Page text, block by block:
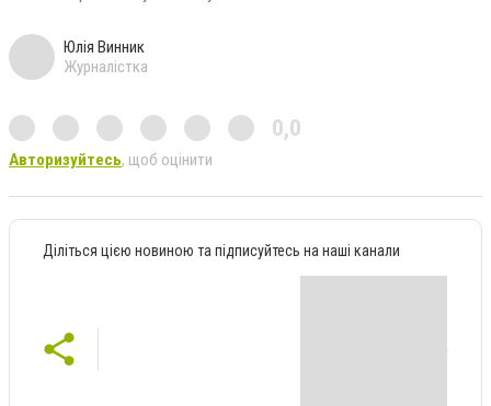
Юлія Винник
Журналістка
0,0
Авторизуйтесь, щоб оцінити
Діліться цією новиною та підписуйтесь на наші канали